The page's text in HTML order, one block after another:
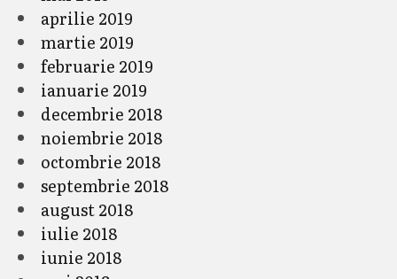
aprilie 2019
martie 2019
februarie 2019
ianuarie 2019
decembrie 2018
noiembrie 2018
octombrie 2018
septembrie 2018
august 2018
iulie 2018
iunie 2018